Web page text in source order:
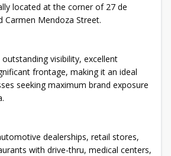
located at the corner of 27 de
Carmen Mendoza Street.
visibility, excellent
frontage, making it an ideal
seeking maximum brand exposure
dealerships, retail stores,
with drive-thru, medical centers,